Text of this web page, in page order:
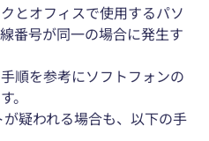
とオフィスで使用するパソ
番号が同一の場合に発生す
順を参考にソフトフォンの
。
疑われる場合も、以下の手